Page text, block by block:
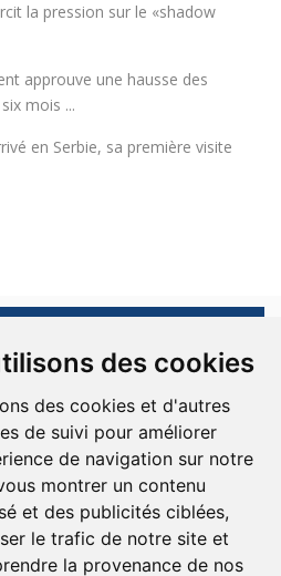
des cookies
des cookies et d'autres
de suivi pour améliorer
de navigation sur notre
montrer un contenu
et des publicités ciblées,
le trafic de notre site et
la provenance de nos
la pression sur le «shadow
approuve une hausse des
mois ...
en Serbie, sa première visite
les droits sont réservés.